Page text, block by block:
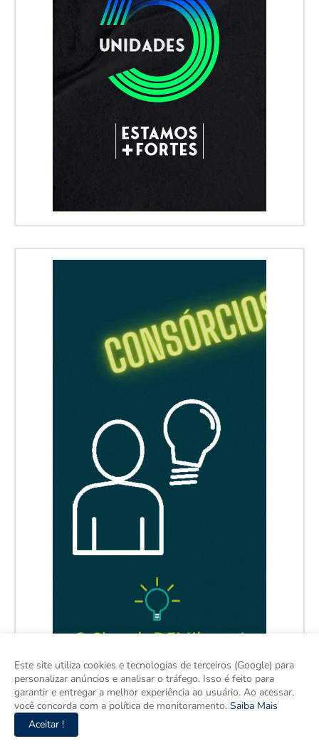
Este site utiliza cookies e tecnologias de terceiros (Google) para
personalizar anúncios e analisar o tráfego. Isso é feito para
garantir e entregar a melhor experiência ao usuário. Ao acessar,
você concorda com a política de monitoramento. Saiba Mais
Aceitar !